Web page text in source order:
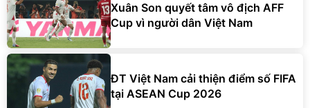
Xuân Son quyết tâm vô địch AFF
Cup vì người dân Việt Nam
ĐT Việt Nam cải thiện điểm số FIFA
tại ASEAN Cup 2026